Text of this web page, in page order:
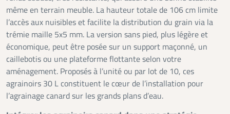
même en terrain meuble. La hauteur totale de 106 cm limite
l’accès aux nuisibles et facilite la distribution du grain via la
trémie maille 5x5 mm. La version sans pied, plus légère et
économique, peut être posée sur un support maçonné, un
caillebotis ou une plateforme flottante selon votre
aménagement. Proposés à l’unité ou par lot de 10, ces
agrainoirs 30 L constituent le cœur de l’installation pour
l’agrainage canard sur les grands plans d’eau.